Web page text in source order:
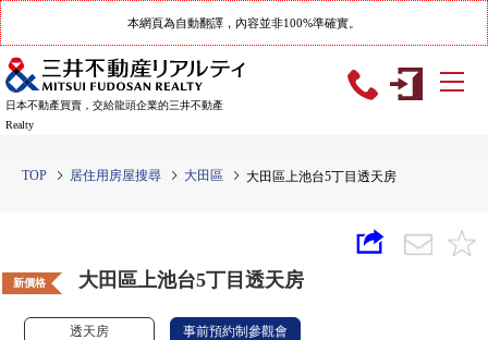
本網頁為自動翻譯，內容並非100%準確實。
日本不動產買賣，交給龍頭企業的三井不動產
Realty
TOP 居住用房屋搜尋 大田區 大田區上池台5丁目透天房
新價格 大田區上池台5丁目透天房
透天房 事前預約制參觀會